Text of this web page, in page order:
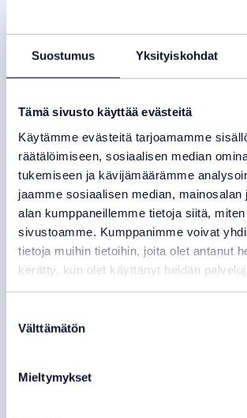
Suostumus Yksityiskohdat
Tämä sivusto käyttää evästeitä
Käytämme evästeitä tarjoamamme
räätälöimiseen, sosiaalisen median
tukemiseen ja kävijämäärämme
jaamme sosiaalisen median, mainosalan
alan kumppaneillemme tietoja siitä,
sivustoamme. Kumppanimme voivat
tietoja muihin tietoihin, joita olet antanut
kerätty, kun olet käyttänyt heidän
valinta
Välttämätön
Mieltymykset
PVC kulma 45 astetta
Alk.4,25€
Varastotilanne:
Varastossa